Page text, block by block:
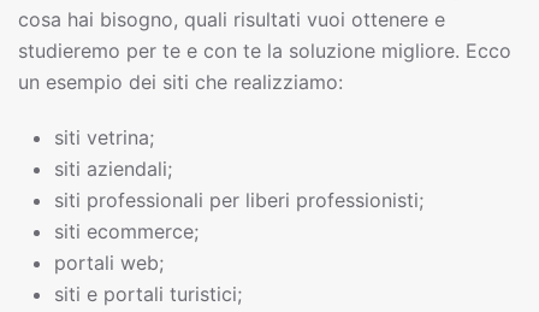
cosa hai bisogno, quali risultati vuoi ottenere e
studieremo per te e con te la soluzione migliore. Ecco
un esempio dei siti che realizziamo:
siti vetrina;
siti aziendali;
siti professionali per liberi professionisti;
siti ecommerce;
portali web;
siti e portali turistici;